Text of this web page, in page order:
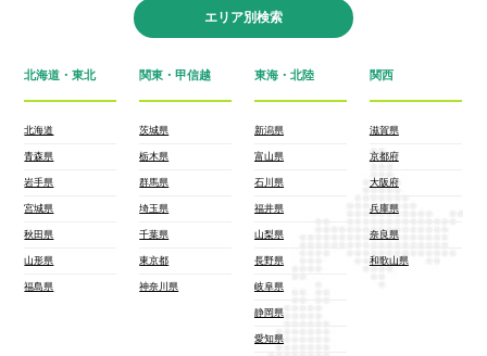
エリア別検索
北海道・東北
北海道
青森県
岩手県
宮城県
秋田県
山形県
福島県
関東・甲信越
茨城県
栃木県
群馬県
埼玉県
千葉県
東京都
神奈川県
東海・北陸
新潟県
富山県
石川県
福井県
山梨県
長野県
岐阜県
静岡県
愛知県
関西
滋賀県
京都府
大阪府
兵庫県
奈良県
和歌山県